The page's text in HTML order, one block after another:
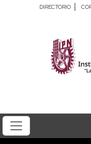
DIRECTORIO |